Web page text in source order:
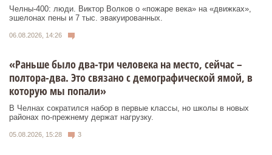
Челны-400: люди. Виктор Волков о «пожаре века» на «движках»,
эшелонах пены и 7 тыс. эвакуированных.
06.08.2026, 14:26
«Раньше было два-три человека на место, сейчас –
полтора-два. Это связано с демографической ямой, в
которую мы попали»
В Челнах сократился набор в первые классы, но школы в новых
районах по-прежнему держат нагрузку.
05.08.2026, 15:28 3